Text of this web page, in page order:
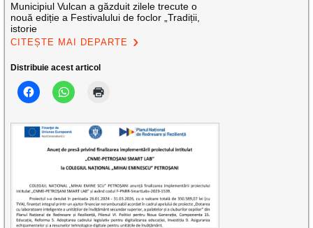
Municipiul Vulcan a găzduit zilele trecute o
nouă ediție a Festivalului de foclor „Tradiții,
istorie
CITEȘTE MAI DEPARTE
Distribuie acest articol